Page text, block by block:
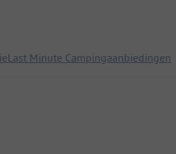
Last Minute Campingaanbiedingen